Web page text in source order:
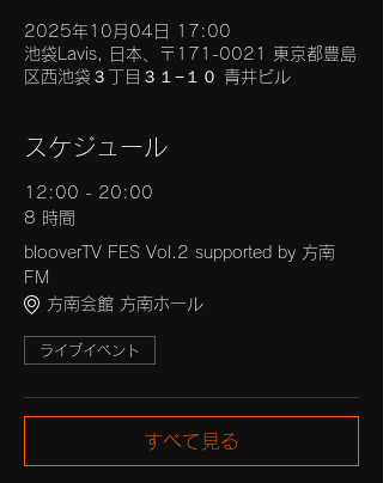
2025年10月04日 17:00
池袋Lavis, 日本、〒171-0021 東京都豊島
区西池袋３丁目３１−１０ 青井ビル
スケジュール
12:00 - 20:00
8 時間
blooverTV FES Vol.2 supported by 方南
FM
方南会館 方南ホール
ライブイベント
すべて見る